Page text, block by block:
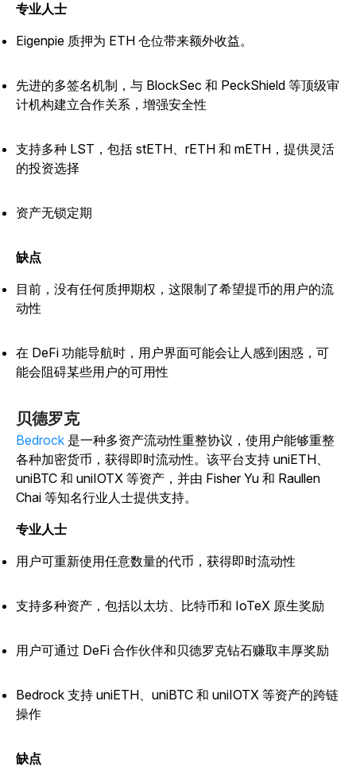
专业人士
Eigenpie 质押为 ETH 仓位带来额外收益。
先进的多签名机制，与 BlockSec 和 PeckShield 等顶级审
计机构建立合作关系，增强安全性
支持多种 LST，包括 stETH、rETH 和 mETH，提供灵活
的投资选择
资产无锁定期
缺点
目前，没有任何质押期权，这限制了希望提币的用户的流
动性
在 DeFi 功能导航时，用户界面可能会让人感到困惑，可
能会阻碍某些用户的可用性
贝德罗克
Bedrock 是一种多资产流动性重整协议，使用户能够重整
各种加密货币，获得即时流动性。该平台支持 uniETH、
uniBTC 和 uniIOTX 等资产，并由 Fisher Yu 和 Raullen
Chai 等知名行业人士提供支持。
专业人士
用户可重新使用任意数量的代币，获得即时流动性
支持多种资产，包括以太坊、比特币和 IoTeX 原生奖励
用户可通过 DeFi 合作伙伴和贝德罗克钻石赚取丰厚奖励
Bedrock 支持 uniETH、uniBTC 和 uniIOTX 等资产的跨链
操作
缺点